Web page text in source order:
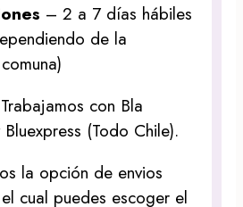
– 2 a 7 días hábiles
de la
Trabajamos con Bla
(Todo Chile).
la opción de envios
cual puedes escoger el